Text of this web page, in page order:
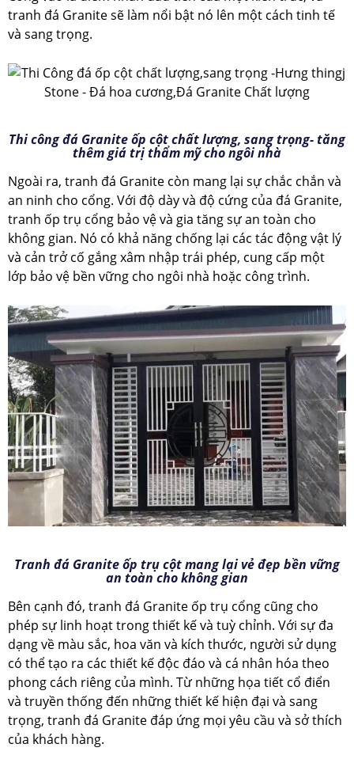
tranh đá Granite sẽ làm nổi bật nó lên một cách tinh tế
và sang trọng.
Thi công đá Granite ốp cột chất lượng, sang trọng- tăng
thêm giá trị thẩm mỹ cho ngôi nhà
Ngoài ra, tranh đá Granite còn mang lại sự chắc chắn và
an ninh cho cổng. Với độ dày và độ cứng của đá Granite,
tranh ốp trụ cổng bảo vệ và gia tăng sự an toàn cho
không gian. Nó có khả năng chống lại các tác động vật lý
và cản trở cố gắng xâm nhập trái phép, cung cấp một
lớp bảo vệ bền vững cho ngôi nhà hoặc công trình.
Tranh đá Granite ốp trụ cột mang lại vẻ đẹp bền vững
an toàn cho không gian
Bên cạnh đó, tranh đá Granite ốp trụ cổng cũng cho
phép sự linh hoạt trong thiết kế và tuỳ chỉnh. Với sự đa
dạng về màu sắc, hoa văn và kích thước, người sử dụng
có thể tạo ra các thiết kế độc đáo và cá nhân hóa theo
phong cách riêng của mình. Từ những họa tiết cổ điển
và truyền thống đến những thiết kế hiện đại và sang
trọng, tranh đá Granite đáp ứng mọi yêu cầu và sở thích
của khách hàng.